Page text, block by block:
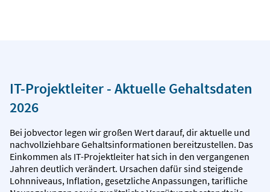
IT-Projektleiter - Aktuelle Gehaltsdaten
2026
Bei jobvector legen wir großen Wert darauf, dir aktuelle und
nachvollziehbare Gehaltsinformationen bereitzustellen. Das
Einkommen als IT-Projektleiter hat sich in den vergangenen
Jahren deutlich verändert. Ursachen dafür sind steigende
Lohnniveaus, Inflation, gesetzliche Anpassungen, tarifliche